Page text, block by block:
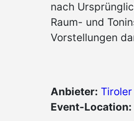
nach
Raum- und
Vorstellungen
Anbieter:
Event-Location: